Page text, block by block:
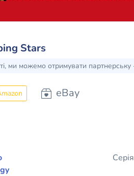
Stars
ми можемо отримувати партнерську
eBay
Серія